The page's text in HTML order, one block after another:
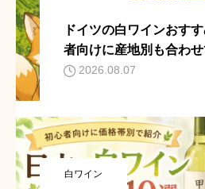
ドイツの白ワインおす
者向けに産地別も合わせ
2026.08.07
白ワイン